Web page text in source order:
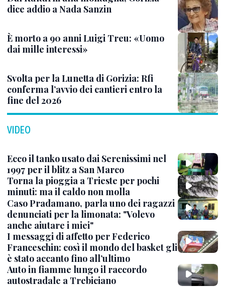
dice addio a Nada Sanzin
È morto a 90 anni Luigi Treu: «Uomo
dai mille interessi»
Svolta per la Lunetta di Gorizia: Rfi
conferma l’avvio dei cantieri entro la
fine del 2026
VIDEO
Ecco il tanko usato dai Serenissimi nel
1997 per il blitz a San Marco
Torna la pioggia a Trieste per pochi
minuti: ma il caldo non molla
Caso Pradamano, parla uno dei ragazzi
denunciati per la limonata: "Volevo
anche aiutare i miei"
I messaggi di affetto per Federico
Franceschin: così il mondo del basket gli
è stato accanto fino all’ultimo
Auto in fiamme lungo il raccordo
autostradale a Trebiciano